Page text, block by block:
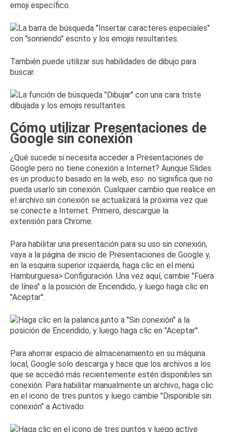
emoji específico.
También puede utilizar sus habilidades de dibujo para
buscar.
Cómo utilizar Presentaciones de
Google sin conexión
¿Qué sucede si necesita acceder a Presentaciones de
Google pero no tiene conexión a Internet? Aunque Slides
es un producto basado en la web, eso no significa que no
pueda usarlo sin conexión. Cualquier cambio que realice en
el archivo sin conexión se actualizará la próxima vez que
se conecte a Internet. Primero, descargue la
extensión para Chrome.
Para habilitar una presentación para su uso sin conexión,
vaya a la página de inicio de Presentaciones de Google y,
en la esquina superior izquierda, haga clic en el menú
Hamburguesa> Configuración. Una vez aquí, cambie "Fuera
de línea" a la posición de Encendido, y luego haga clic en
"Aceptar".
Para ahorrar espacio de almacenamiento en su máquina
local, Google solo descarga y hace que los archivos a los
que se accedió más recientemente estén disponibles sin
conexión. Para habilitar manualmente un archivo, haga clic
en el icono de tres puntos y luego cambie "Disponible sin
conexión" a Activado.